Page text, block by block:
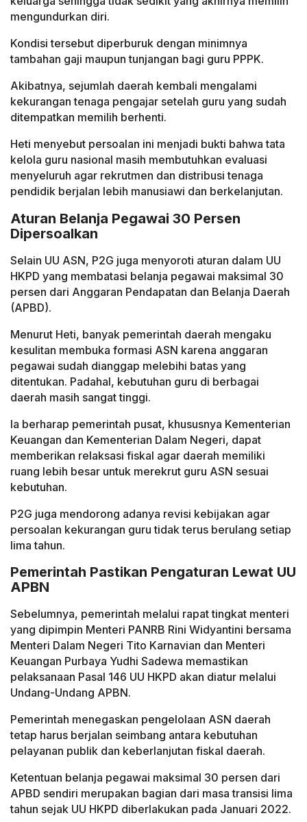
mengundurkan diri.
Kondisi tersebut diperburuk dengan minimnya
tambahan gaji maupun tunjangan bagi guru PPPK.
Akibatnya, sejumlah daerah kembali mengalami
kekurangan tenaga pengajar setelah guru yang sudah
ditempatkan memilih berhenti.
Heti menyebut persoalan ini menjadi bukti bahwa tata
kelola guru nasional masih membutuhkan evaluasi
menyeluruh agar rekrutmen dan distribusi tenaga
pendidik berjalan lebih manusiawi dan berkelanjutan.
Aturan Belanja Pegawai 30 Persen
Dipersoalkan
Selain UU ASN, P2G juga menyoroti aturan dalam UU
HKPD yang membatasi belanja pegawai maksimal 30
persen dari Anggaran Pendapatan dan Belanja Daerah
(APBD).
Menurut Heti, banyak pemerintah daerah mengaku
kesulitan membuka formasi ASN karena anggaran
pegawai sudah dianggap melebihi batas yang
ditentukan. Padahal, kebutuhan guru di berbagai
daerah masih sangat tinggi.
Ia berharap pemerintah pusat, khususnya Kementerian
Keuangan dan Kementerian Dalam Negeri, dapat
memberikan relaksasi fiskal agar daerah memiliki
ruang lebih besar untuk merekrut guru ASN sesuai
kebutuhan.
P2G juga mendorong adanya revisi kebijakan agar
persoalan kekurangan guru tidak terus berulang setiap
lima tahun.
Pemerintah Pastikan Pengaturan Lewat UU
APBN
Sebelumnya, pemerintah melalui rapat tingkat menteri
yang dipimpin Menteri PANRB Rini Widyantini bersama
Menteri Dalam Negeri Tito Karnavian dan Menteri
Keuangan Purbaya Yudhi Sadewa memastikan
pelaksanaan Pasal 146 UU HKPD akan diatur melalui
Undang-Undang APBN.
Pemerintah menegaskan pengelolaan ASN daerah
tetap harus berjalan seimbang antara kebutuhan
pelayanan publik dan keberlanjutan fiskal daerah.
Ketentuan belanja pegawai maksimal 30 persen dari
APBD sendiri merupakan bagian dari masa transisi lima
tahun sejak UU HKPD diberlakukan pada Januari 2022.